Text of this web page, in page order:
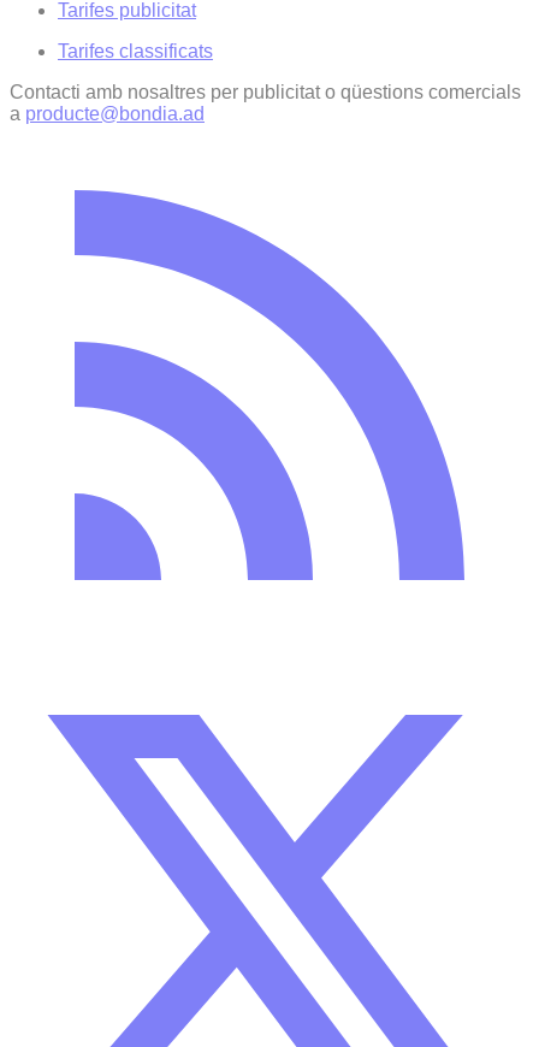
Tarifes publicitat
Tarifes classificats
Contacti amb nosaltres per publicitat o qüestions comercials
a producte@bondia.ad